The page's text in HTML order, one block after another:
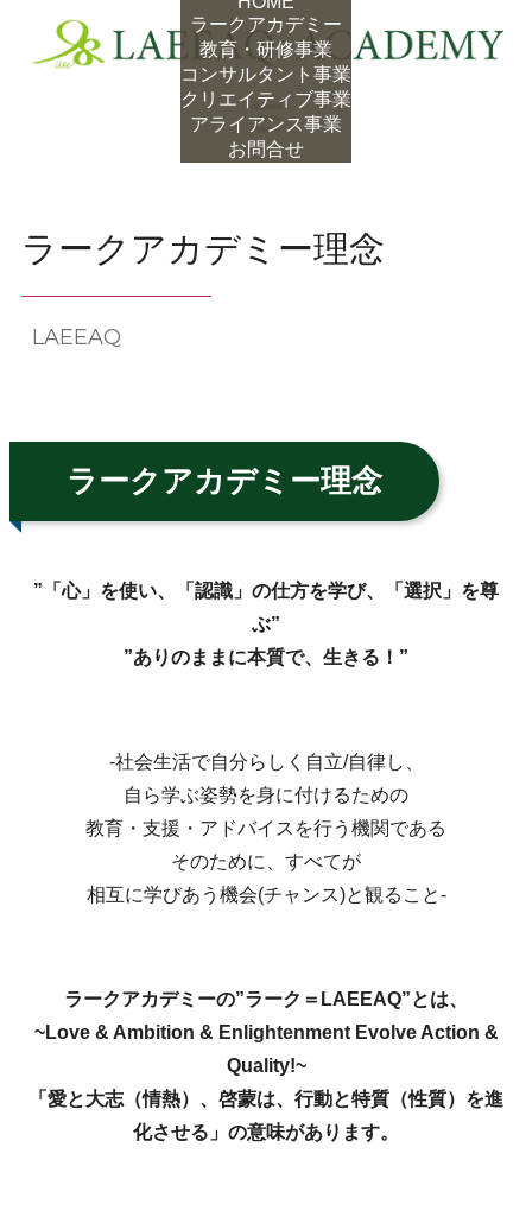
MENU
ラークアカデミー
教育・研修事業
コンサルタント事業
クリエイティブ事業
アライアンス事業
お問合せ
ラークアカデミー理念
LAEEAQ
ラークアカデミー理念
”「心」を使い、「認識」の仕方を学び、「選択」を尊
ぶ”
”ありのままに本質で、生きる！”
-社会生活で自分らしく自立/自律し、
自ら学ぶ姿勢を身に付けるための
教育・支援・アドバイスを行う機関である
そのために、すべてが
相互に学びあう機会(チャンス)と観ること-
ラークアカデミーの”ラーク＝LAEEAQ”とは、
~Love & Ambition & Enlightenment Evolve Action &
Quality!~
「愛と大志（情熱）、啓蒙は、行動と特質（性質）を進
化させる」の意味があります。